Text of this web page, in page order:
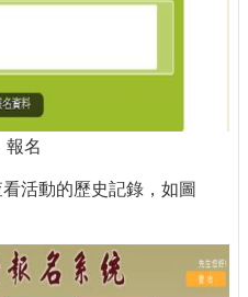
報名
活動的歷史記錄，如圖